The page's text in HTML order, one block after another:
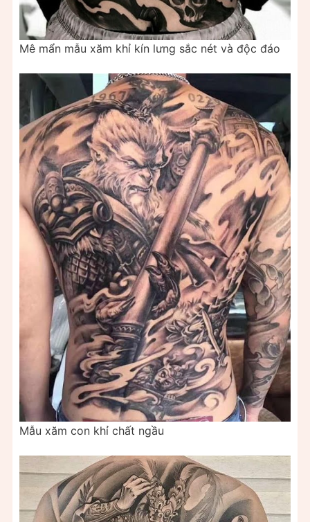
Mê mẩn mẫu xăm khỉ kín lưng sắc nét và độc đáo
Mẫu xăm con khỉ chất ngầu